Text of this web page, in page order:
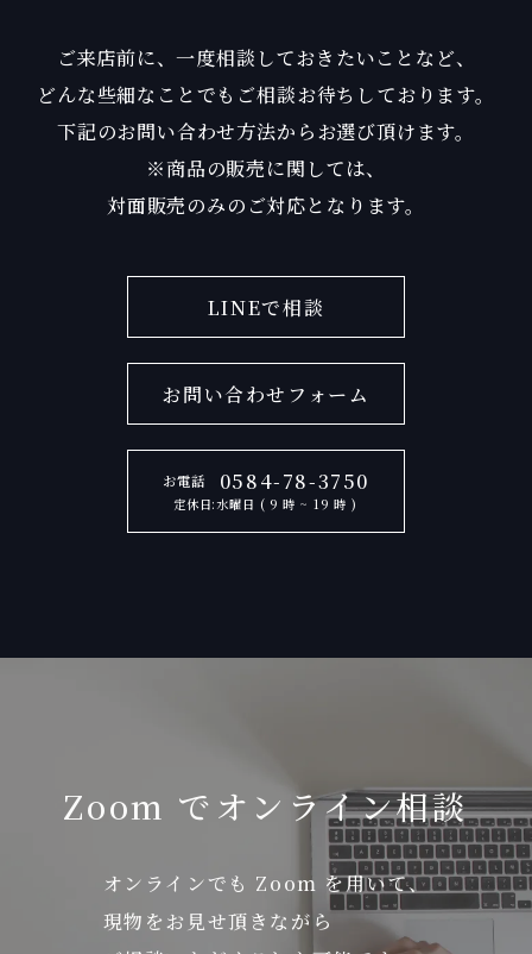
ご来店前に、一度相談しておきたいことなど、
どんな些細なことでもご相談お待ちしております。
下記のお問い合わせ方法からお選び頂けます。
※商品の販売に関しては、
対面販売のみのご対応となります。
LINEで相談
お問い合わせフォーム
お電話 0584-78-3750
定休日:水曜日 ( 9 時 ~ 19 時 )
Zoom でオンライン相談
オンラインでも Zoom を用いて、
現物をお見せ頂きながら